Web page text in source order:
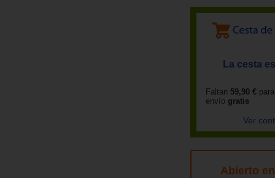
La cesta
Faltan 59,90 €
envío gratis
Ver
Abierto